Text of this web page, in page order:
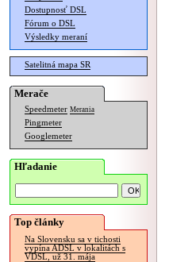
Dostupnosť DSL
Fórum o DSL
Výsledky meraní
Satelitná mapa SR
Merače
Speedmeter Merania
Pingmeter
Googlemeter
Hľadanie
Top články
Na Slovensku sa v tichosti
vypína ADSL v lokalitách s
VDSL, už 31. mája